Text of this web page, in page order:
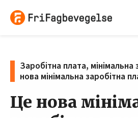
Заробітна плата, мінімальна
нова мінімальна заробітна
Це нова